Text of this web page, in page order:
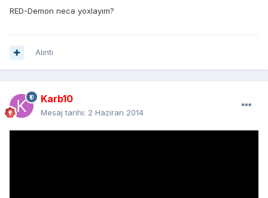
RED-Demon necə yoxlayım?
Alıntı
Karb10
Mesaj tarihi: 2 Haziran 2014